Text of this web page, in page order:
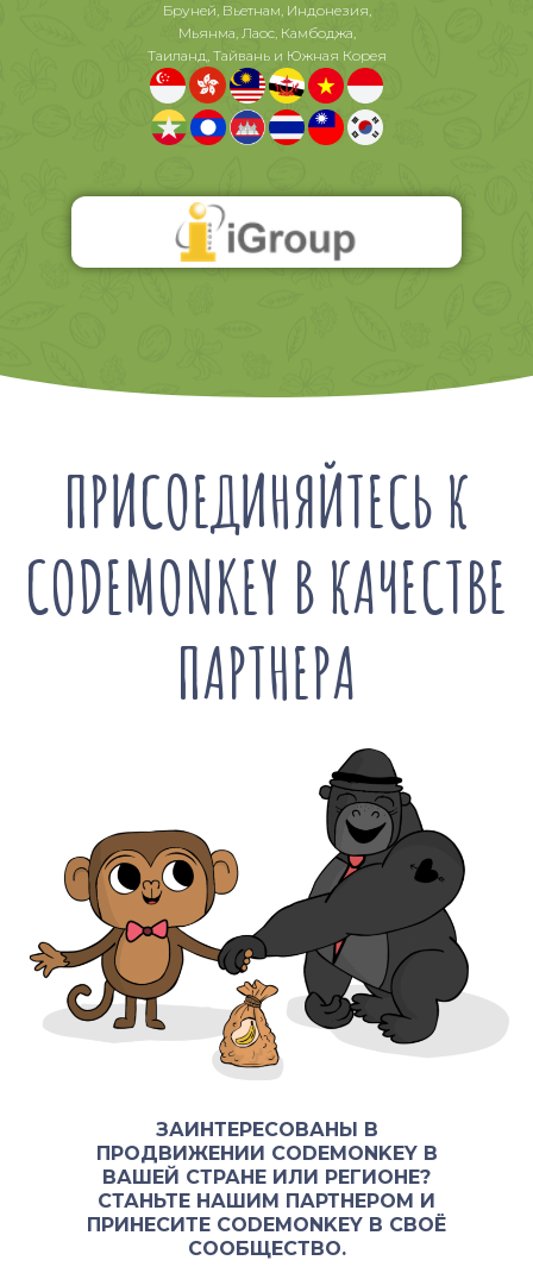
Бруней, Вьетнам, Индонезия,
Мьянма, Лаос, Камбоджа,
Таиланд, Тайвань и Южная Корея
ПРИСОЕДИНЯЙТЕСЬ К
CODEMONKEY В КАЧЕСТВЕ
ПАРТНЕРА
ЗАИНТЕРЕСОВАНЫ В
ПРОДВИЖЕНИИ CODEMONKEY В
ВАШЕЙ СТРАНЕ ИЛИ РЕГИОНЕ?
СТАНЬТЕ НАШИМ ПАРТНЕРОМ И
ПРИНЕСИТЕ CODEMONKEY В СВОЁ
СООБЩЕСТВО.